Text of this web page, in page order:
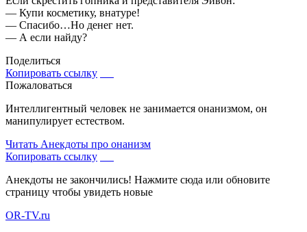
— Купи косметику, внатуре!
— Спасибо…Но денег нет.
— А если найду?
Поделиться
Копировать ссылку
Пожаловаться
Интеллигентный человек не занимается онанизмом, он
манипулирует естеством.
Читать Анекдоты про онанизм
Копировать ссылку
Анекдоты не закончились! Нажмите сюда или обновите
страницу чтобы увидеть новые
OR-TV.ru